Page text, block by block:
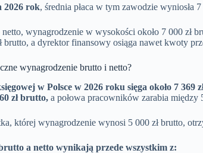
2026 rok, średnia płaca w tym zawodzie wyniosła
wynagrodzenie w wysokości około 7 000 zł
brutto, a dyrektor finansowy osiąga nawet kwoty
wynagrodzenie brutto i netto?
w Polsce w 2026 roku sięga około 7 369
zł brutto, a połowa pracowników zarabia między
której wynagrodzenie wynosi 5 000 zł brutto,
a netto wynikają przede wszystkim z: